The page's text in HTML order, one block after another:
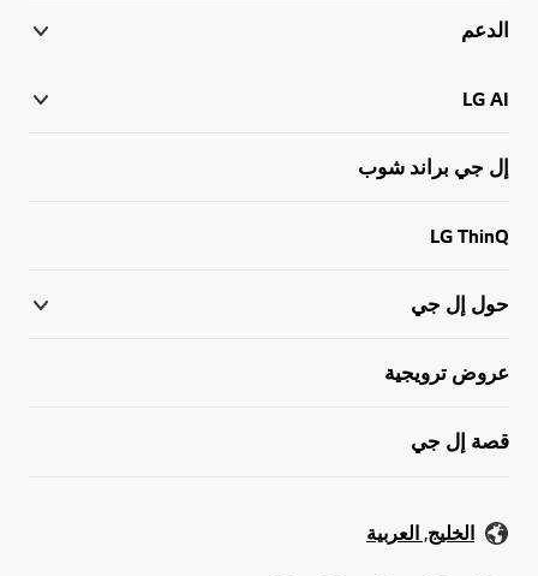
الدعم
LG AI
إل جي براند شوب
LG ThinQ
حول إل جي
عروض ترويجية
قصة إل جي
الخليج, العربية